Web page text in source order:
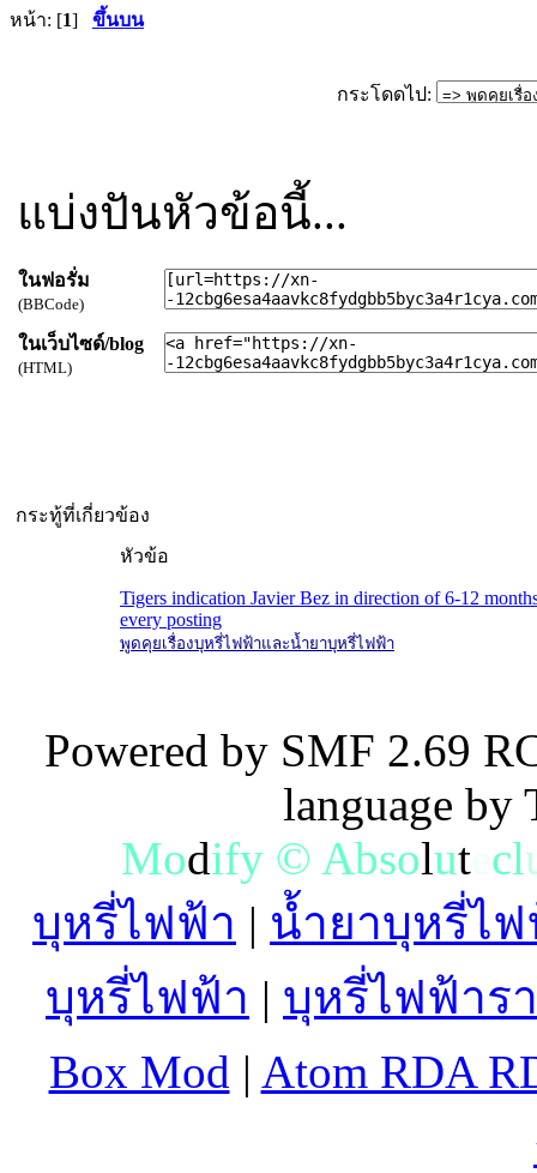
หน้า: [1] ขึ้นบน
กระโดดไป:
แบ่งปันหัวข้อนี้...
ในฟอรั่ม
(BBCode)
ในเว็บไซด์/blog
(HTML)
กระทู้ที่เกี่ยวข้อง
หัวข้อ
Tigers indication Javier Bez in direction of 6-12
every posting
พูดคุยเรื่องบุหรี่ไฟฟ้าและน้ำยาบุหรี่ไฟฟ้า
Powered by SMF 2.69
language
Modify © Absolute cl
บุหรี่ไฟฟ้า | น้ำยาบุหรี่ไ
บุหรี่ไฟฟ้า | บุหรี่ไฟฟ้าร
Box Mod | Atom RDA